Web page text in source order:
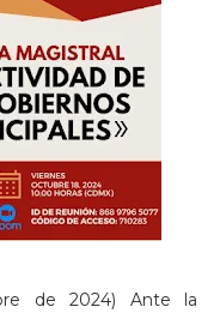
de 2024) Ante la